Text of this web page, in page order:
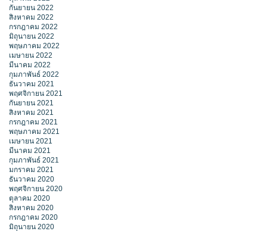
กันยายน 2022
สิงหาคม 2022
กรกฎาคม 2022
มิถุนายน 2022
พฤษภาคม 2022
เมษายน 2022
มีนาคม 2022
กุมภาพันธ์ 2022
ธันวาคม 2021
พฤศจิกายน 2021
กันยายน 2021
สิงหาคม 2021
กรกฎาคม 2021
พฤษภาคม 2021
เมษายน 2021
มีนาคม 2021
กุมภาพันธ์ 2021
มกราคม 2021
ธันวาคม 2020
พฤศจิกายน 2020
ตุลาคม 2020
สิงหาคม 2020
กรกฎาคม 2020
มิถุนายน 2020